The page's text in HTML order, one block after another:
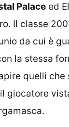
Palace ed
Il classe
da cui è
la stessa
quelli
giocatore